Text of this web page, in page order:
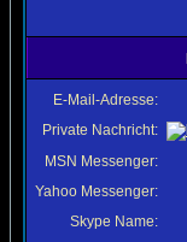
E-Mail-Adresse:
Private Nachricht:
MSN Messenger:
Yahoo Messenger:
Skype Name: